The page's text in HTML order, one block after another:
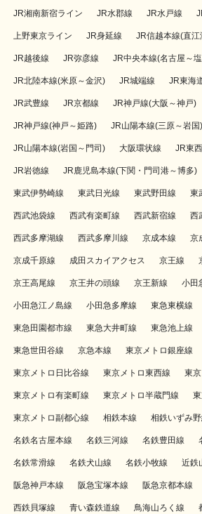
JR湘南新宿ライン JR水郡線 JR水戸線
上野東京ライン JR身延線 JR信越本線(直江
JR越後線 JR弥彦線 JR中央本線(名古屋～
JR北陸本線(米原～金沢) JR城端線 JR東海
JR武豊線 JR京都線 JR神戸線(大阪～神戸)
JR神戸線(神戸～姫路) JR山陽本線(三原～岩国)
JR山陽本線(岩国～門司) 大阪環状線 JR東
JR岩徳線 JR鹿児島本線(下関・門司港～博多)
東武伊勢崎線 東武日光線 東武野田線 東
西武池袋線 西武有楽町線 西武新宿線 西
西武多摩湖線 西武多摩川線 京成本線 京
京成千原線 成田スカイアクセス 京王線
京王高尾線 京王井の頭線 京王新線 小田
小田急江ノ島線 小田急多摩線 東急東横線
東急田園都市線 東急大井町線 東急池上線
東急世田谷線 京急本線 東京メトロ銀座線
東京メトロ日比谷線 東京メトロ東西線 東
東京メトロ有楽町線 東京メトロ半蔵門線
東京メトロ副都心線 相鉄本線 相鉄いずみ
名鉄名古屋本線 名鉄三河線 名鉄豊田線
名鉄常滑線 名鉄犬山線 名鉄小牧線 近鉄
阪急神戸本線 阪急宝塚本線 阪急京都本線
西鉄貝塚線 青い森鉄道線 鳥海山ろく線